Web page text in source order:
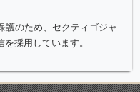
護のため、セクティゴジャ
採用しています。